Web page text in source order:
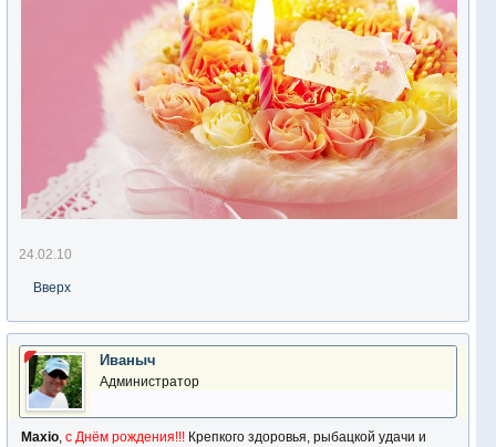
24.02.10
Вверх
Иваныч
Администратор
Maxio, с Днём рождения!!! Крепкого здоровья, рыбацкой удачи и